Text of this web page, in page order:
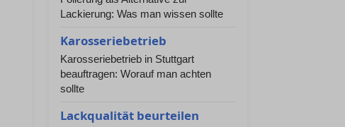
Lackierung: Was man wissen sollte
Karosseriebetrieb
Karosseriebetrieb in Stuttgart
beauftragen: Worauf man achten
sollte
Lackqualität beurteilen